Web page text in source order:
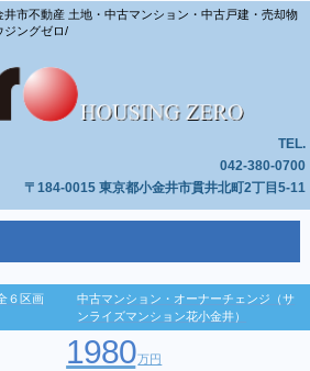
市不動産 土地・中古マンション・中古戸建・売却物
ジングゼロ/
TEL.
042-380-0700
〒184-0015 東京都小金井市貫井北町2丁目5-11
６区画
中古マンション・オーナーチェンジ（サ
ンライズマンション花小金井）
1980万円